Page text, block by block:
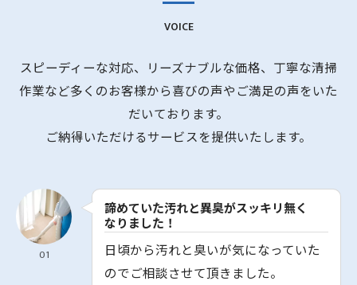
VOICE
スピーディーな対応、リーズナブルな価格、丁寧な清掃
作業など多くのお客様から喜びの声やご満足の声をいた
だいております。
ご納得いただけるサービスを提供いたします。
01
諦めていた汚れと異臭がスッキリ無く
なりました！
日頃から汚れと臭いが気になっていた
のでご相談させて頂きました。